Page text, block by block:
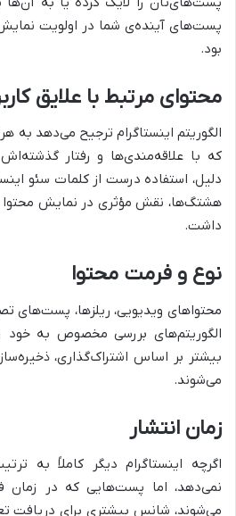
پست‌های آینده‌ی شما در اولویت نمایش
بود.
محتوای مرتبط با علایق
الگوریتم اینستاگرام ترجیح می‌دهد به
که با علاقه‌مندی‌ها و رفتار
دلیل، استفاده درست از کلمات سئو
هشتگ‌ها، نقش مؤثری در نمایش محتوا
داشت.
نوع و فرمت محتوا
محتواهای ویدیویی، ریلزها، پست‌های
الگوریتم‌های بررسی مخصوص به خود را
بیشتر بر اساس اشتراک‌گذاری،
می‌شوند.
زمان انتشار
اگرچه اینستاگرام دیگر کاملاً به
نمی‌دهد، اما پست‌هایی که در زمان
می‌شوند، شانس بیشتری برای دریافت